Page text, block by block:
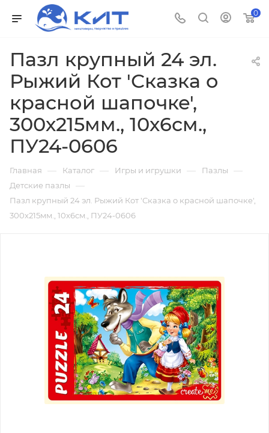
0
Пазл крупный 24 эл.
Рыжий Кот 'Сказка о
красной шапочке',
300х215мм., 10х6см.,
ПУ24-0606
Главная — Каталог — Игры и игрушки — Пазлы —
Детские пазлы —
Пазл крупный 24 эл. Рыжий Кот 'Сказка о красной шапочке',
300х215мм., 10х6см., ПУ24-0606